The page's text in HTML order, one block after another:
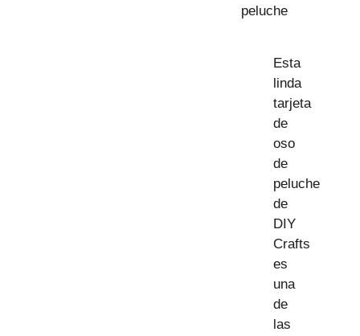
peluche
Esta
linda
tarjeta
de
oso
de
peluche
de
DIY
Crafts
es
una
de
las